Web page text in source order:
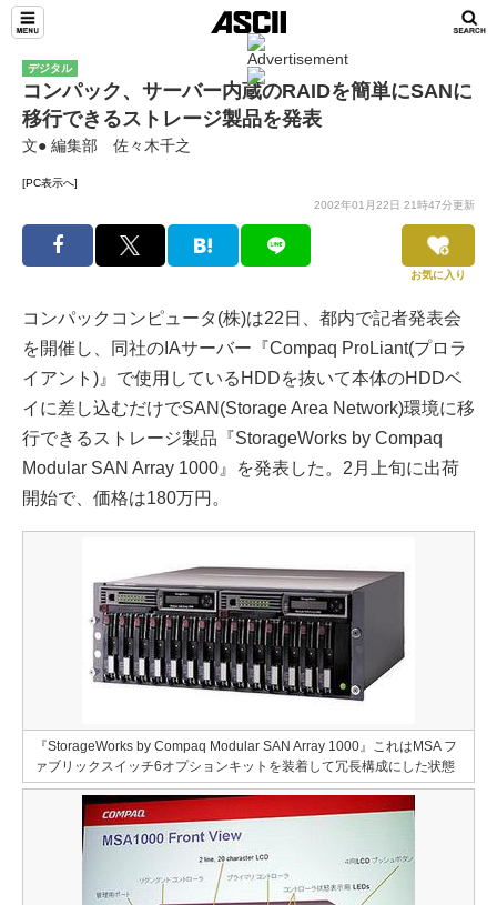
デジタル
コンパック、サーバー内蔵のRAIDを簡単にSANに
移行できるストレージ製品を発表
文● 編集部 佐々木千之
[PC表示へ]
2002年01月22日 21時47分更新
お気に入り
コンパックコンピュータ(株)は22日、都内で記者発表会
を開催し、同社のIAサーバー『Compaq ProLiant(プロラ
イアント)』で使用しているHDDを抜いて本体のHDDベ
イに差し込むだけでSAN(Storage Area Network)環境に移
行できるストレージ製品『StorageWorks by Compaq
Modular SAN Array 1000』を発表した。2月上旬に出荷
開始で、価格は180万円。
『StorageWorks by Compaq Modular SAN Array 1000』これはMSA フ
ァブリックスイッチ6オプションキットを装着して冗長構成にした状態